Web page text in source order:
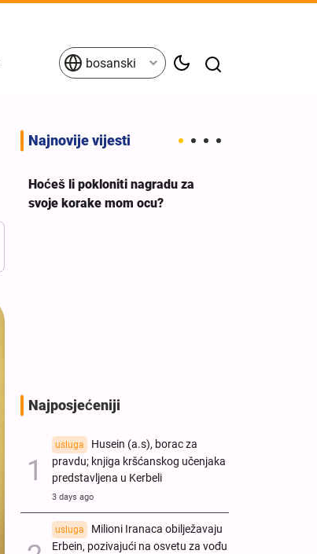
bosanski
Najnovije vijesti
Hoćeš li pokloniti nagradu za
svoje korake mom ocu?
Najposjećeniji
usluga
Husein (a.s), borac za
pravdu; knjiga kršćanskog učenjaka
predstavljena u Kerbeli
3 days ago
usluga
Milioni Iranaca obilježavaju
Erbein, pozivajući na osvetu za vođu